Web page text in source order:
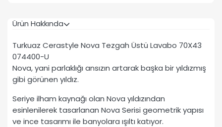
Ürün Hakkında
Turkuaz Cerastyle Nova Tezgah Üstü Lavabo 70X43
074400-U
Nova, yani parlaklığı ansızın artarak başka bir yıldızmış
gibi görünen yıldız.
Seriye ilham kaynağı olan Nova yıldızından
esinlenilerek tasarlanan Nova Serisi geometrik yapısı
ve ince tasarımı ile banyolara ışıltı katıyor.